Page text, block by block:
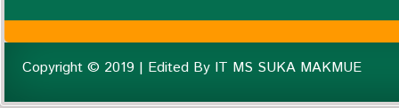
Copyright © 2019 | Edited By IT MS SUKA MAKMUE